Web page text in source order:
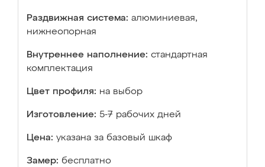
Раздвижная система: алюминиевая,
нижнеопорная
Внутреннее наполнение: стандартная
комплектация
Цвет профиля: на выбор
Изготовление: 5-7 рабочих дней
Цена: указана за базовый шкаф
Замер: бесплатно